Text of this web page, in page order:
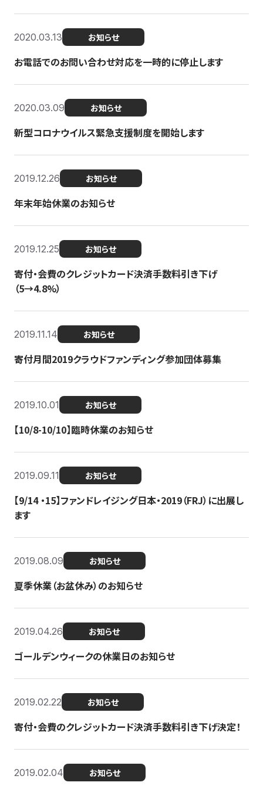
2020.03.13 お知らせ
お電話でのお問い合わせ対応を一時的に停止します
2020.03.09 お知らせ
新型コロナウイルス緊急支援制度を開始します
2019.12.26 お知らせ
年末年始休業のお知らせ
2019.12.25 お知らせ
寄付・会費のクレジットカード決済手数料引き下げ
（5→4.8%）
2019.11.14 お知らせ
寄付月間2019クラウドファンディング参加団体募集
2019.10.01 お知らせ
【10/8-10/10】臨時休業のお知らせ
2019.09.11 お知らせ
【9/14 ・15】ファンドレイジング日本・2019（FRJ）に出展し
ます
2019.08.09 お知らせ
夏季休業（お盆休み）のお知らせ
2019.04.26 お知らせ
ゴールデンウィークの休業日のお知らせ
2019.02.22 お知らせ
寄付・会費のクレジットカード決済手数料引き下げ決定！
2019.02.04 お知らせ